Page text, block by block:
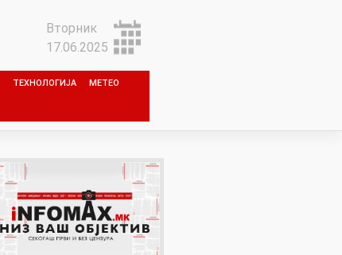
Вторник
17.06.2025
ТЕХНОЛОГИЈА МЕТЕО